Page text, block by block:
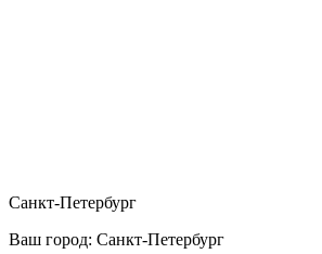
Санкт-Петербург
Ваш город: Санкт-Петербург